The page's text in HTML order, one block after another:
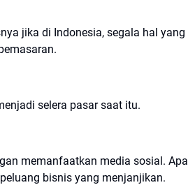
jika di Indonesia, segala hal yang
selera pasar saat itu.
memanfaatkan media sosial. Apa
bisnis yang menjanjikan.